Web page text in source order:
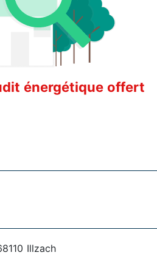
énergétique offert
Illzach